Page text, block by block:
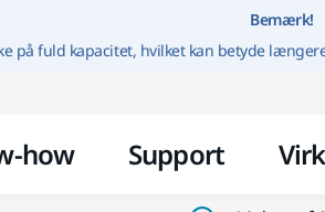
Gå
Bemærk!
på fuld kapacitet, hvilket kan betyde
how Support